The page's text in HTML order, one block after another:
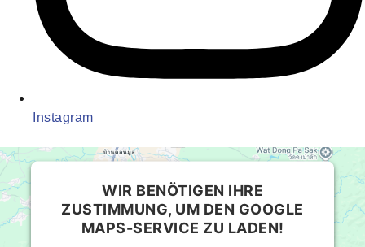
Instagram
WIR BENÖTIGEN IHRE
ZUSTIMMUNG, UM DEN GOOGLE
MAPS-SERVICE ZU LADEN!